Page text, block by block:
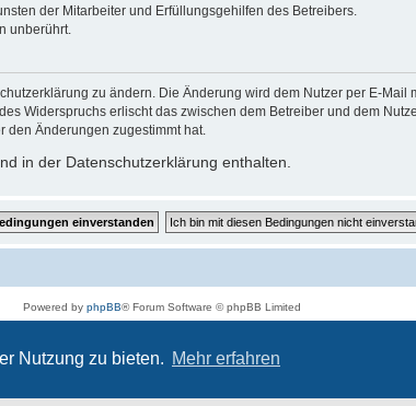
Nutzung zu bieten. Mehr erfahren
der Mitarbeiter und Erfüllungsgehilfen des Betreibers.
unberührt.
zu ändern. Die Änderung wird dem Nutzer per E-Mail
Widerspruchs erlischt das zwischen dem Betreiber und dem
Änderungen zugestimmt hat.
in der Datenschutzerklärung enthalten.
Powered by phpBB® Forum Software © phpBB Limited